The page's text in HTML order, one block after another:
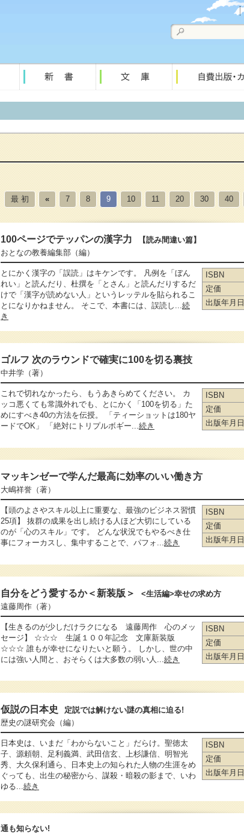
最 初 « 7 8 9 10 11 20 30 40
100ページでテッパンの漢字力
【読み間違い篇】
おとなの教養編集部 （編）
とにかく漢字の「誤読」はキケンです。 凡例を「ぼん
れい」と読んだり、杜撰を「とさん」と読んだりするだ
けで「漢字が読めない人」というレッテルを貼られるこ
とになりかねません。 そこで、本書には、誤読し...続
き
ISBN
定価
出版年月日
ゴルフ 次のラウンドで確実に100を切る裏技
中井学 （著）
これで切れなかったら、もうあきらめてください。 カ
ッコ悪くても常識外れでも、とにかく「100を切る」た
めにすべき40の方法を伝授。 「ティーショットは180ヤ
ードでOK」 「絶対にトリプルボギー...続き
ISBN
定価
出版年月日
マッキンゼーで学んだ最高に効率のいい働き方
大嶋祥誉 （著）
【頭のよさやスキル以上に重要な、最強のビジネス習慣
25項】 抜群の成果を出し続ける人ほど大切にしている
のが「心のスキル」です。 どんな状況でもやるべき仕
事にフォーカスし、集中することで、パフォ... 続き
ISBN
定価
出版年月日
自分をどう愛するか＜新装版＞
<生活編>幸せの求め方
遠藤周作 （著）
【生きるのが少しだけラクになる 遠藤周作 心のメッ
セージ】 ☆☆☆ 生誕１００年記念 文庫新装版
☆☆☆ 誰もが幸せになりたいと願う。 しかし、世の中
には強い人間と、おそらくは大多数の弱い人... 続き
ISBN
定価
出版年月日
仮説の日本史
定説では解けない謎の真相に迫る!
歴史の謎研究会 （編）
日本史は、いまだ「わからないこと」だらけ。聖徳太
子、源頼朝、足利義満、武田信玄、上杉謙信、明智光
秀、大久保利通ら、日本史上の知られた人物の生涯をめ
ぐっても、出生の秘密から、謀殺・暗殺の影まで、いわ
ゆる...続き
ISBN
定価
出版年月日
通も知らない!